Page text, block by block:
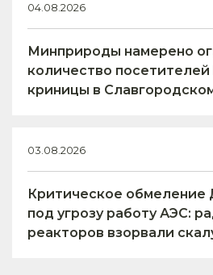
04.08.2026
Минприроды намерено
количество посетителей
криницы в
03.08.2026
Критическое обмеление
под угрозу работу АЭС:
реакторов взорвали